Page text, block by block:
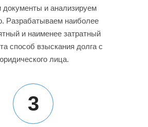
документы и анализируем
Разрабатываем наиболее
и наименее затратный
способ взыскания долга с
лица.
3